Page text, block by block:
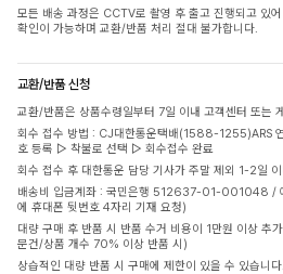
모든 배송 과정은 CCTV로 촬영 후 출고 진행되고 있
확인이 가능하며 교환/반품 처리 절대 불가합니다.
교환/반품 신청
교환/반품은 상품수령일부터 7일 이내 고객센터 또는
회수 접수 방법 : CJ대한통운택배(1588-1255)ARS
호 등록 ▷ 착불로 선택 ▷ 회수접수 완료
회수 접수 후 대한통운 담당 기사가 주말 제외 1-2일
배송비 입금계좌 : 국민은행 512637-01-001048 /
에 휴대폰 뒷번호 4자리 기재 요청)
대량 구매 후 반품 시 반품 수거 비용이 1만원 이상 추
문건/상품 개수 70% 이상 반품 시)
상습적인 대량 반품 시 구매에 제한이 있을 수 있습니다.